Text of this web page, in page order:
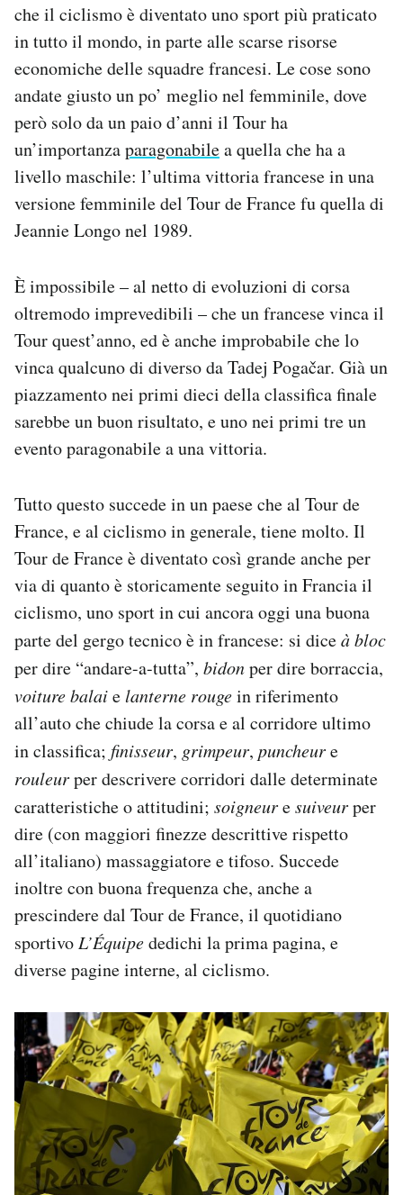
che il ciclismo è diventato uno sport più praticato
in tutto il mondo, in parte alle scarse risorse
economiche delle squadre francesi. Le cose sono
andate giusto un po’ meglio nel femminile, dove
però solo da un paio d’anni il Tour ha
un’importanzaparagonabilea quella che ha a
livello maschile: l’ultima vittoria francese in una
versione femminile del Tour de France fu quella di
Jeannie Longo nel 1989.
È impossibile – al netto di evoluzioni di corsa
oltremodo imprevedibili – che un francese vinca il
Tour quest’anno, ed è anche improbabile che lo
vinca qualcuno di diverso da Tadej Pogačar. Già un
piazzamento nei primi dieci della classifica finale
sarebbe un buon risultato, e uno nei primi tre un
evento paragonabile a una vittoria.
Tutto questo succede in un paese che al Tour de
France, e al ciclismo in generale, tiene molto. Il
Tour de France è diventato così grande anche per
via di quanto è storicamente seguito in Francia il
ciclismo, uno sport in cui ancora oggi una buona
parte del gergo tecnico è in francese: si diceà bloc
per dire “andare-a-tutta”, bidonper dire borraccia,
voiture balaielanterne rougein riferimento
all’auto che chiude la corsa e al corridore ultimo
in classifica; finisseur, grimpeur, puncheure
rouleurper descrivere corridori dalle determinate
caratteristiche o attitudini; soigneuresuiveurper
dire (con maggiori finezze descrittive rispetto
all’italiano) massaggiatore e tifoso. Succede
inoltre con buona frequenza che, anche a
prescindere dal Tour de France, il quotidiano
sportivo L’Équipededichi la prima pagina, e
diverse pagine interne, al ciclismo.